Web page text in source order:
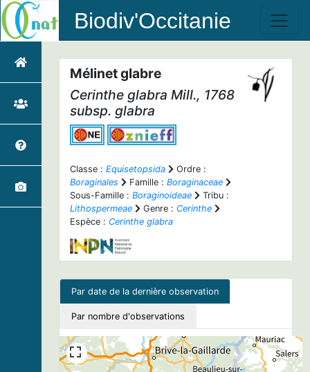
Biodiv'Occitanie
Mélinet glabre
Cerinthe glabra Mill., 1768
subsp. glabra
Classe : Equisetopsida
Ordre :
Boraginales
Famille : Boraginaceae
Sous-Famille : Boraginoideae
Tribu :
Lithospermeae
Genre : Cerinthe
Espèce : Cerinthe glabra
Par date de la dernière observation
Par nombre d'observations